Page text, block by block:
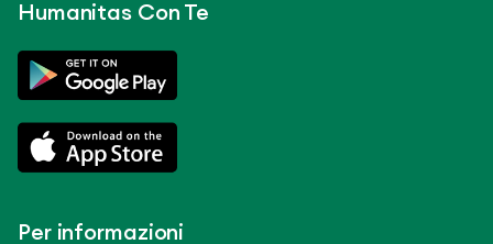
Humanitas Con Te
Per informazioni